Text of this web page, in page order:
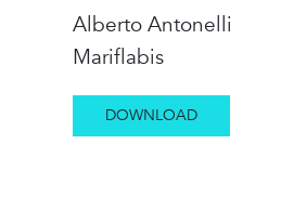
Alberto Antonelli
Mariflabis
DOWNLOAD